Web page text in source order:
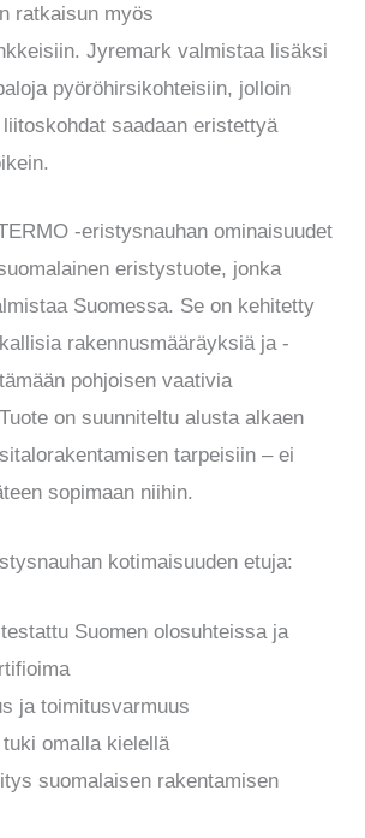
ratkaisun myös
Jyremark valmistaa lisäksi
pyöröhirsikohteisiin, jolloin
saadaan eristettyä
-eristysnauhan ominaisuudet
eristystuote, jonka
Suomessa. Se on kehitetty
rakennusmääräyksiä ja -
pohjoisen vaativia
on suunniteltu alusta alkaen
tarpeisiin – ei
sopimaan niihin.
kotimaisuuden etuja:
Suomen olosuhteissa ja
ja toimitusvarmuus
tuki omalla kielellä
suomalaisen rakentamisen